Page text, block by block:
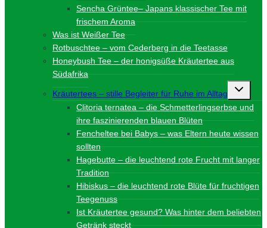
Sencha Grüntee– Japans klassischer Tee mit
frischem Aroma
Was ist Weißer Tee
Rotbuschtee – vom Cederberg in die Teetasse
Honeybush Tee – der honigsüße Kräutertee aus
Südafrika
Kräutertees – stille Begleiter für Ruhe im Alltag
Clitoria ternatea – die Schmetterlingserbse und
ihre faszinierenden blauen Blüten
Fencheltee bei Babys – was Eltern heute wissen
sollten
Hagebutte – die leuchtend rote Frucht mit langer
Tradition
Hibiskus – die leuchtend rote Blüte für fruchtigen
Teegenuss
Ist Kräutertee gesund? Was hinter dem beliebten
Getränk steckt